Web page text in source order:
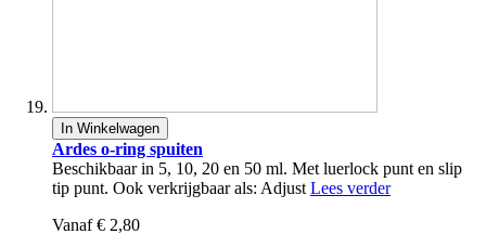
In Winkelwagen
Ardes o-ring spuiten
Beschikbaar in 5, 10, 20 en 50 ml. Met luerlock punt en slip
tip punt. Ook verkrijgbaar als: Adjust Lees verder
Vanaf € 2,80